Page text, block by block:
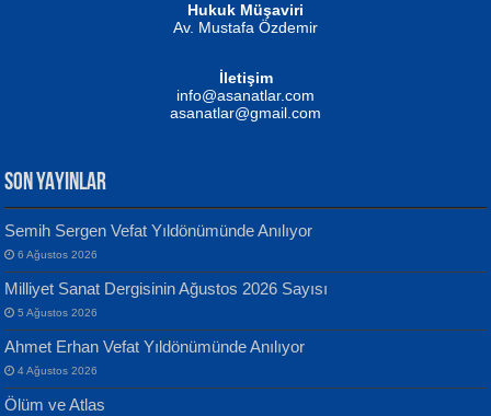
MUSTAFA KELOĞLU
Yarına İz Bırakmak...
Yılmaz Ekinci
Geceye Söylenen...
Hukuk Müşaviri
Av. Mustafa Özdemir
İletişim
info@asanatlar.com
asanatlar@gmail.com
SON YAYINLAR
Semih Sergen Vefat Yıldönümünde Anılıyor
6 Ağustos 2026
Milliyet Sanat Dergisinin Ağustos 2026 Sayısı
5 Ağustos 2026
Ahmet Erhan Vefat Yıldönümünde Anılıyor
4 Ağustos 2026
Ölüm ve Atlas